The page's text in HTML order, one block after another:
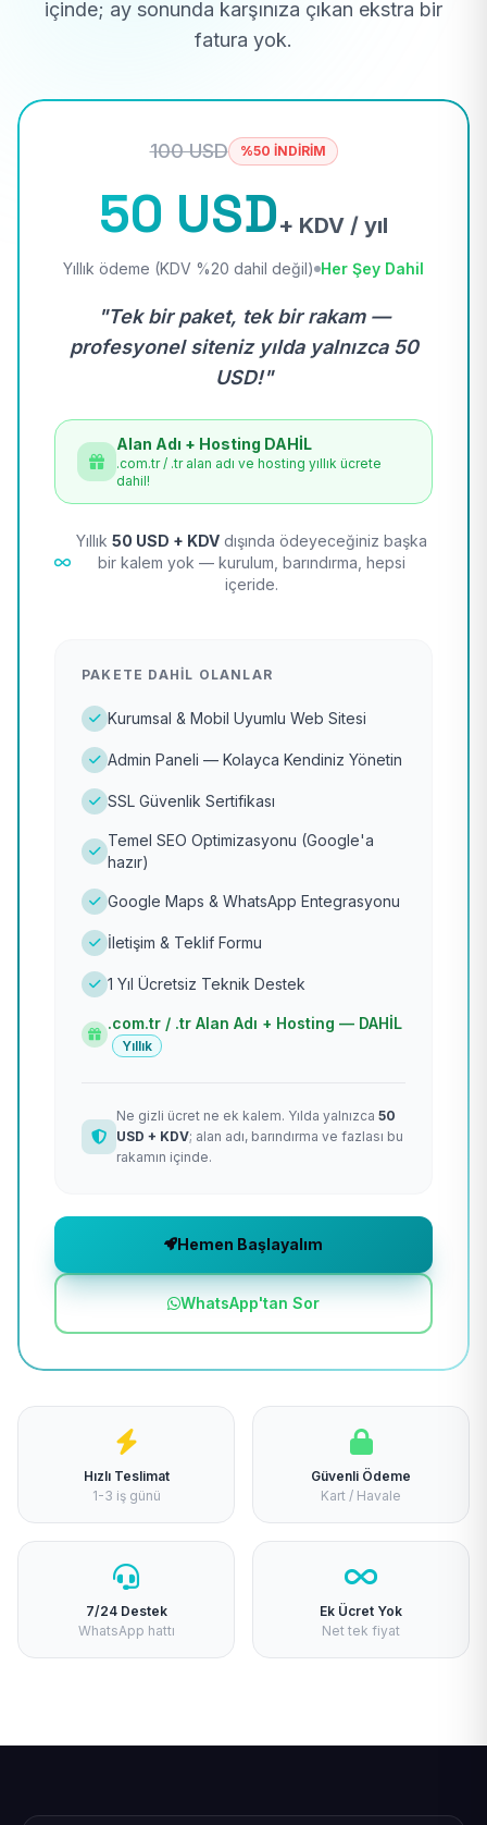
içinde; ay sonunda karşınıza çıkan ekstra bir
fatura yok.
100 USD %50 İNDİRİM
50 USD+ KDV / yıl
Yıllık ödeme (KDV %20 dahil değil) Her Şey Dahil
"Tek bir paket, tek bir rakam —
profesyonel siteniz yılda yalnızca 50
USD!"
Alan Adı + Hosting DAHİL
.com.tr / .tr alan adı ve hosting yıllık ücrete
dahil!
Yıllık 50 USD + KDV dışında ödeyeceğiniz başka
bir kalem yok — kurulum, barındırma, hepsi
içeride.
PAKETE DAHIL OLANLAR
Kurumsal & Mobil Uyumlu Web Sitesi
Admin Paneli — Kolayca Kendiniz Yönetin
SSL Güvenlik Sertifikası
Temel SEO Optimizasyonu (Google'a
hazır)
Google Maps & WhatsApp Entegrasyonu
İletişim & Teklif Formu
1 Yıl Ücretsiz Teknik Destek
.com.tr / .tr Alan Adı + Hosting — DAHİL
Yıllık
Ne gizli ücret ne ek kalem. Yılda yalnızca 50
USD + KDV; alan adı, barındırma ve fazlası bu
rakamın içinde.
Hemen Başlayalım
WhatsApp'tan Sor
Hızlı Teslimat
1-3 iş günü
Güvenli Ödeme
Kart / Havale
7/24 Destek
WhatsApp hattı
Ek Ücret Yok
Net tek fiyat